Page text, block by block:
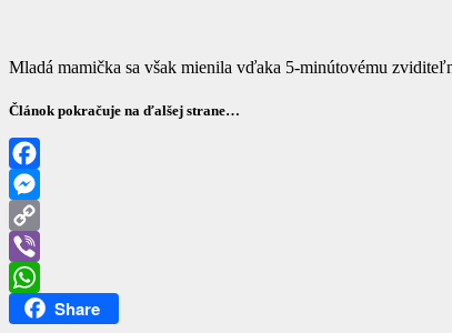
Mladá mamička sa však mienila vďaka 5-minútovému
Článok pokračuje na ďalšej strane…
Facebook
Messenger
Copy
Link
Viber
WhatsAppShare